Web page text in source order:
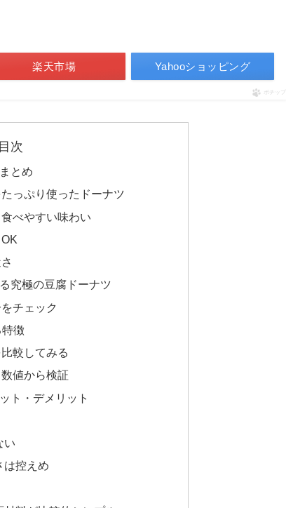
楽天市場 Yahooショッピング
ポチップ
目次
とめ
っぷり使ったドーナツ
べやすい味わい
究極の豆腐ドーナツ
チェック
徴
較してみる
値から検証
ト・デメリット
い
は控えめ